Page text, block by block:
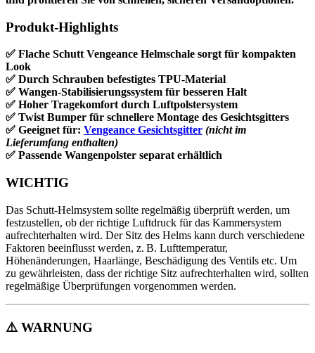
Produkt-Highlights
✅ Flache Schutt Vengeance Helmschale sorgt für kompakten
Look
✅ Durch Schrauben befestigtes TPU-Material
✅ Wangen-Stabilisierungssystem für besseren Halt
✅ Hoher Tragekomfort durch Luftpolstersystem
✅ Twist Bumper für schnellere Montage des Gesichtsgitters
✅ Geeignet für: Vengeance Gesichtsgitter (nicht im
Lieferumfang enthalten)
✅ Passende Wangenpolster separat erhältlich
WICHTIG
Das Schutt-Helmsystem sollte regelmäßig überprüft werden, um
festzustellen, ob der richtige Luftdruck für das Kammersystem
aufrechterhalten wird. Der Sitz des Helms kann durch verschiedene
Faktoren beeinflusst werden, z. B. Lufttemperatur,
Höhenänderungen, Haarlänge, Beschädigung des Ventils etc. Um
zu gewährleisten, dass der richtige Sitz aufrechterhalten wird, sollten
regelmäßige Überprüfungen vorgenommen werden.
⚠️ WARNUNG